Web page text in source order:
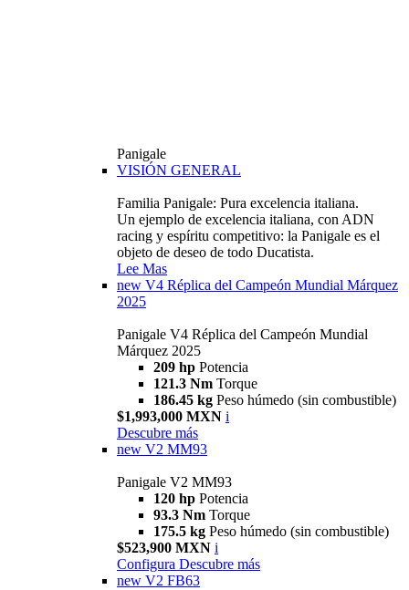
Panigale
VISIÓN GENERAL
Familia Panigale: Pura excelencia italiana.
Un ejemplo de excelencia italiana, con ADN
racing y espíritu competitivo: la Panigale es el
objeto de deseo de todo Ducatista.
Lee Mas
new V4 Réplica del Campeón Mundial Márquez
2025
Panigale V4 Réplica del Campeón Mundial
Márquez 2025
209 hp Potencia
121.3 Nm Torque
186.45 kg Peso húmedo (sin combustible)
$1,993,000 MXN i
Descubre más
new V2 MM93
Panigale V2 MM93
120 hp Potencia
93.3 Nm Torque
175.5 kg Peso húmedo (sin combustible)
$523,900 MXN i
Configura Descubre más
new V2 FB63